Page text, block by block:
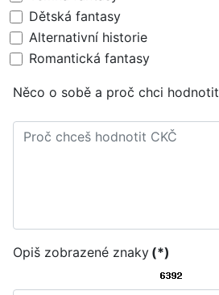
Dětská fantasy
Alternativní historie
Romantická fantasy
Něco o sobě a proč chci hodnotit
Opiš zobrazené znaky (*)